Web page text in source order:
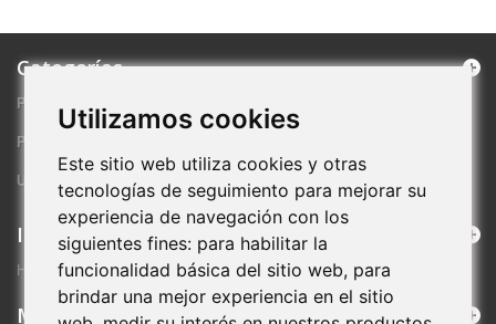
Utilizamos cookies
Este sitio web utiliza cookies y otras
tecnologías de seguimiento para mejorar su
experiencia de navegación con los
siguientes fines: para habilitar la
funcionalidad básica del sitio web, para
brindar una mejor experiencia en el sitio
Categorías
PRODUCTOS DESTACADOS
PROMOCIONES ESPECIALES
ULTIMAS NOVEDADES
Información
HOLA
Mi cuenta